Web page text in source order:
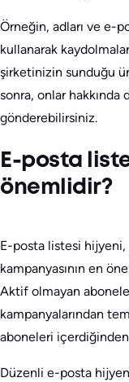
Örneğin, adları ve e-
kullanarak
şirketinizin sunduğu
sonra, onlar
gönderebilirsiniz.
E-posta
önemlidir?
E-posta listesi hijyeni,
kampanyasının en
Aktif olmayan
kampanyalarından
aboneleri
Düzenli e-posta